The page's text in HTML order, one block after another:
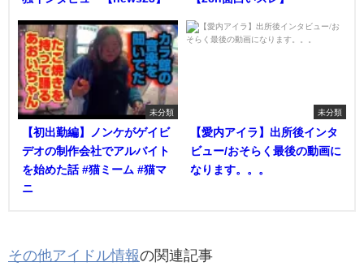
未分類
【初出勤編】ノンケがゲイビ
デオの制作会社でアルバイト
を始めた話 #猫ミーム #猫マ
ニ
未分類
【愛内アイラ】出所後インタ
ビュー/おそらく最後の動画に
なります。。。
その他アイドル情報の関連記事